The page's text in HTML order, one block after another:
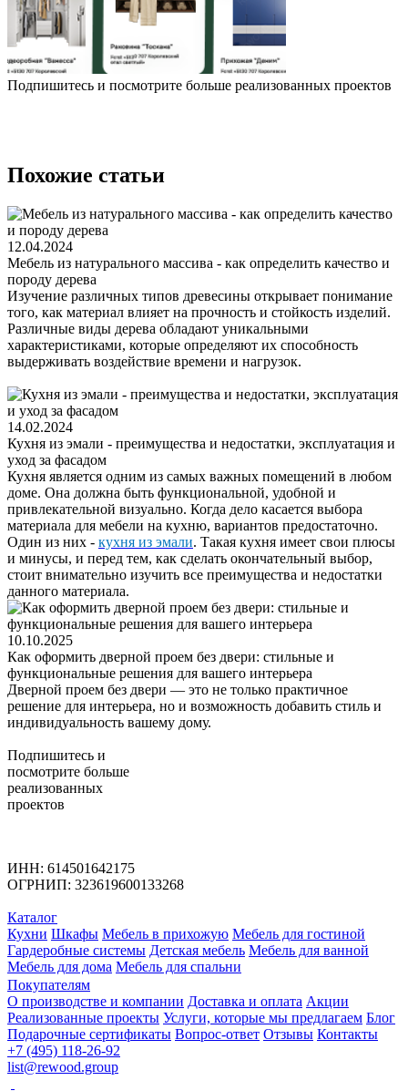
Подпишитесь и посмотрите больше реализованных проектов
Похожие статьи
12.04.2024
Мебель из натурального массива - как определить качество и
породу дерева
Изучение различных типов древесины открывает понимание
того, как материал влияет на прочность и стойкость изделий.
Различные виды дерева обладают уникальными
характеристиками, которые определяют их способность
выдерживать воздействие времени и нагрузок.
14.02.2024
Кухня из эмали - преимущества и недостатки, эксплуатация и
уход за фасадом
Кухня является одним из самых важных помещений в любом
доме. Она должна быть функциональной, удобной и
привлекательной визуально. Когда дело касается выбора
материала для мебели на кухню, вариантов предостаточно.
Один из них - кухня из эмали. Такая кухня имеет свои плюсы
и минусы, и перед тем, как сделать окончательный выбор,
стоит внимательно изучить все преимущества и недостатки
данного материала.
10.10.2025
Как оформить дверной проем без двери: стильные и
функциональные решения для вашего интерьера
Дверной проем без двери — это не только практичное
решение для интерьера, но и возможность добавить стиль и
индивидуальность вашему дому.
Подпишитесь и
посмотрите больше
реализованных
проектов
ИНН: 614501642175
ОГРНИП: 323619600133268
Каталог
Кухни Шкафы Мебель в прихожую Мебель для гостиной
Гардеробные системы Детская мебель Мебель для ванной
Мебель для дома Мебель для спальни
Покупателям
О производстве и компании Доставка и оплата Акции
Реализованные проекты Услуги, которые мы предлагаем Блог
Подарочные сертификаты Вопрос-ответ Отзывы Контакты
+7 (495) 118-26-92
list@rewood.group